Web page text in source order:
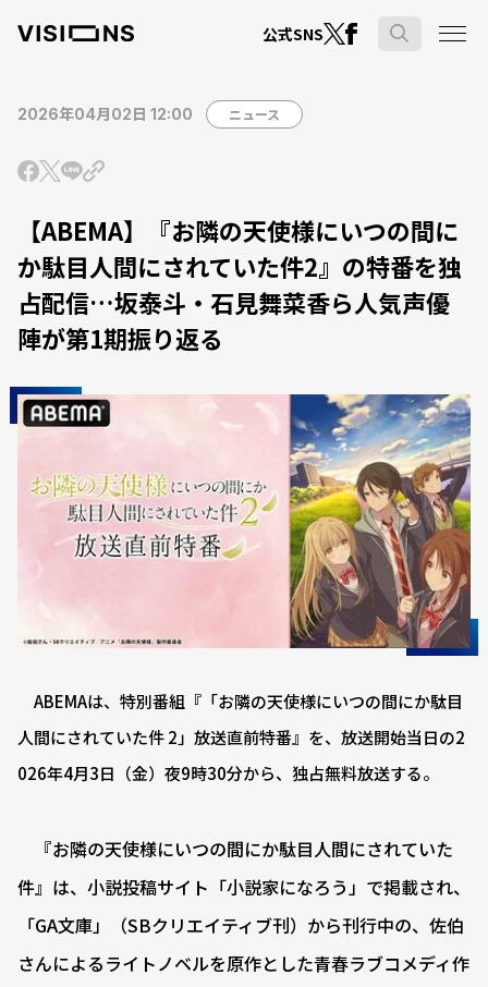
公式SNS
2026年04月02日 12:00 ニュース
【ABEMA】『お隣の天使様にいつの間に
か駄目人間にされていた件2』の特番を独
占配信…坂泰斗・石見舞菜香ら人気声優
陣が第1期振り返る
ABEMAは、特別番組『「お隣の天使様にいつの間にか駄目
人間にされていた件 2」放送直前特番』を、放送開始当日の2
026年4月3日（金）夜9時30分から、独占無料放送する。
『お隣の天使様にいつの間にか駄目人間にされていた
件』は、小説投稿サイト「小説家になろう」で掲載され、
「GA文庫」（SBクリエイティブ刊）から刊行中の、佐伯
さんによるライトノベルを原作とした青春ラブコメディ作